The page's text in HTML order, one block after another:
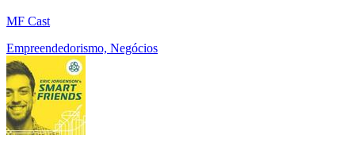
MF Cast
Empreendedorismo, Negócios